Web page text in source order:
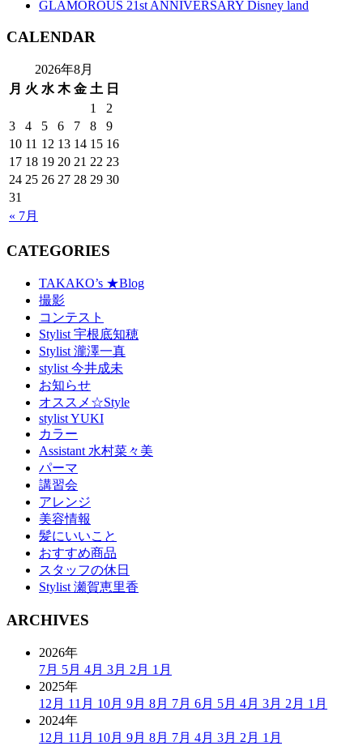
GLAMOROUS 21st ANNIVERSARY Disney land
CALENDAR
2026年8月
月 火 水 木 金 土 日
« 7月
1
2
3
4 5 6 7 8
9
10 11 12 13 14 15 16
17 18 19 20 21 22 23
24 25 26 27 28 29 30
31
CATEGORIES
TAKAKO’s ★Blog
撮影
コンテスト
Stylist 宇根底知穂
Stylist 瀧澤一真
stylist 今井成未
お知らせ
オススメ☆Style
stylist YUKI
カラー
Assistant 水村菜々美
パーマ
講習会
アレンジ
美容情報
髪にいいこと
おすすめ商品
スタッフの休日
Stylist 瀬賀恵里香
ARCHIVES
2026年
7月 5月 4月 3月 2月 1月
2025年
12月 11月 10月 9月 8月 7月 6月 5月 4月 3月 2月 1月
2024年
12月 11月 10月 9月 8月 7月 4月 3月 2月 1月